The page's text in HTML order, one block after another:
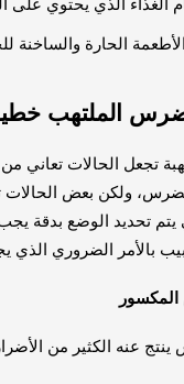
الغذاء الذي يحتوي على
الأطعمة الحارة والساخنة
الملتهب
تجعل الحالات تعاني
ولكن بعض الحالات
بالأمر الضروري
عنه الكثير من